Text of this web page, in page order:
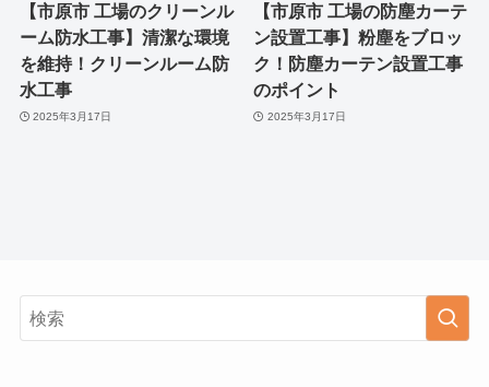
【市原市 工場のクリーンル
ーム防水工事】清潔な環境
を維持！クリーンルーム防
水工事
2025年3月17日
【市原市 工場の防塵カーテ
ン設置工事】粉塵をブロッ
ク！防塵カーテン設置工事
のポイント
2025年3月17日